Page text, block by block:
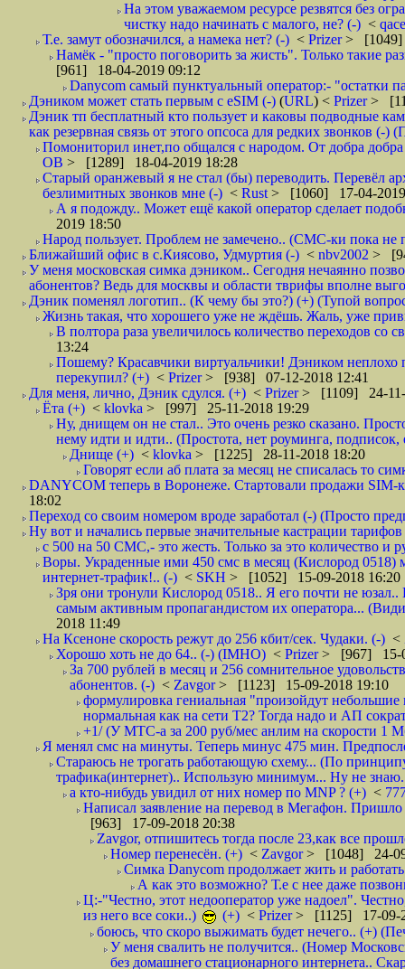
На этом уважаемом ресурсе резвятся без
чистку надо начинать с малого, не? (-) <
Т.е. замут обозначился, а намека нет? (-) < Prizer> [1049]
Намёк - "просто поговорить за жисть". Только такие
[961] 18-04-2019 09:12
Danycom самый пунктуальный оператор:- "остатки
Дэником может стать первым с еSIM (-) (URL) < Prizer>
Дэник тп бесплатный кто пользует и каковы подводные
как резервная связь от этого опсоса для редких звонков (-)
Помониторил инет,по общался с народом. От добра
ОВ > [1289] 18-04-2019 18:28
Старый оранжевый я не стал (бы) переводить. Перевёл
безлимитных звонков мне (-) < Rust > [1060] 17-04-
А я подожду.. Может ещё какой оператор сделает
2019 18:50
Народ пользует. Проблем не замечено.. (СМС-ки пока
Ближайший офис в с.Киясово, Удмуртия (-) < nbv2002 >
У меня московская симка дэником.. Сегодня нечаянно
абонентов? Ведь для москвы и области тврифы вполне
Дэник поменял логотип.. (К чему бы это?) (+) (Тупой
Жизнь такая, что хорошего уже не ждёшь. Жаль, уже
В полтора раза увеличилось количество переходов
13:24
Пошему? Красавчики виртуальчики! Дэником
перекупил? (+) < Prizer> [938] 07-12-2018 12:41
Для меня, лично, Дэник сдулся. (+) < Prizer> [1109] 24-11-
Ёта (+) < klovka > [997] 25-11-2018 19:29
Ну, днищем он не стал.. Это очень резко сказано.
нему идти и идти.. (Простота, нет роуминга,
Днище (+) < klovka > [1225] 28-11-2018 18:20
Говорят если аб плата за месяц не списалась то
DANYCOM теперь в Воронеже. Стартовали продажи SIM-
18:02
Переход со своим номером вроде заработал (-) (Просто
Ну вот и начались первые значительные кастрации
с 500 на 50 СМС,- это жесть. Только за это количество и
Воры. Украденные ими 450 смс в месяц (Кислород 0518)
интернет-трафик!.. (-) < SKH > [1052] 15-09-2018 16:20
Зря они тронули Кислород 0518.. Я его почти не
самым активным пропагандистом их оператора...
2018 11:49
На Ксеноне скорость режут до 256 кбит/сек. Чудаки. (-) <
Хорошо хоть не до 64.. (-) (IMHO) < Prizer> [967] 15-
За 700 рублей в месяц и 256 сомнительное
абонентов. (-) < Zavgor> [1123] 15-09-2018 19:10
формулировка гениальная "произойдут небольшие
нормальная как на сети Т2? Тогда надо и АП
+1/ (У МТС-а за 200 руб/мес анлим на скорости 1
Я менял смс на минуты. Теперь минус 475 мин.
Стараюсь не трогать работающую схему... (По
трафика(интернет).. Использую минимум... Ну не
а кто-нибудь увидил от них номер по MNP ? (+) <
Написал заявление на перевод в Мегафон.
[963] 17-09-2018 20:38
Zavgor, отпишитесь тогда после 23,как все
Номер перенесён. (+) < Zavgor> [1048] 24-
Симка Danycom продолжает жить и
А как это возможно? Т.е с нее даже
Ц:-"Честно, этот недооператор уже надоел".
из него все соки..)
(+) < Prizer> [1125] 17-09-
боюсь, что скоро выжимать будет нечего.. (+)
У меня свалить не получится.. (Номер
без домашнего стационарного интернета..